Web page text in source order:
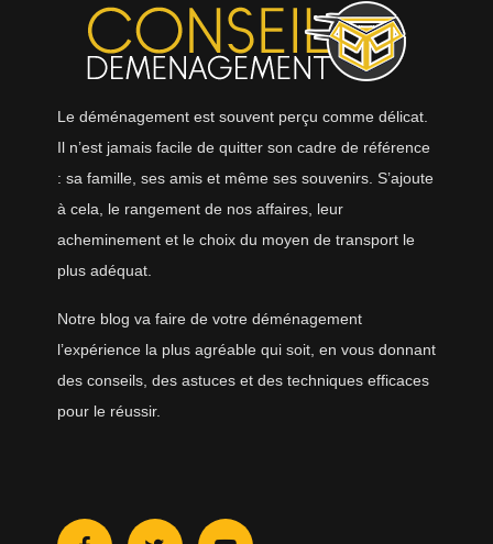
Le déménagement est souvent perçu comme délicat.
Il n’est jamais facile de quitter son cadre de référence
: sa famille, ses amis et même ses souvenirs. S’ajoute
à cela, le rangement de nos affaires, leur
acheminement et le choix du moyen de transport le
plus adéquat.
Notre blog va faire de votre déménagement
l’expérience la plus agréable qui soit, en vous donnant
des conseils, des astuces et des techniques efficaces
pour le réussir.